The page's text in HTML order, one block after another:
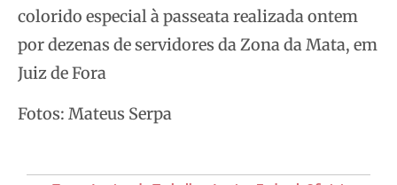
colorido especial à passeata realizada ontem
por dezenas de servidores da Zona da Mata, em
Juiz de Fora
Fotos: Mateus Serpa